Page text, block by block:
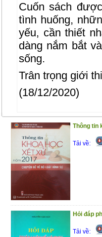
Cuốn sách
tình huống,
yếu, cần thiết
dàng nắm bắt
sống.
Trân trọng giới
(18/12/2020)
Thông tin
Tải về:
Hỏi đáp
Tải về: